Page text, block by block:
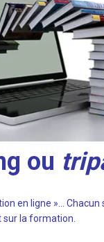
ou
en ligne »… Chacun
la formation.